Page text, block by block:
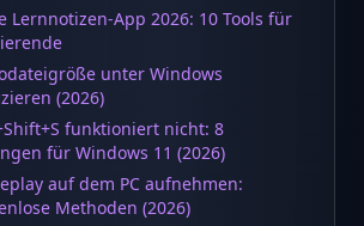
Lernnotizen-App 2026: 10 Tools für
unter Windows
(2026)
funktioniert nicht: 8
für Windows 11 (2026)
auf dem PC aufnehmen:
Methoden (2026)